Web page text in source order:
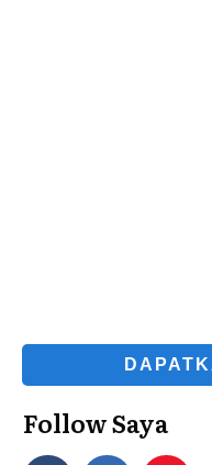
Follow Saya